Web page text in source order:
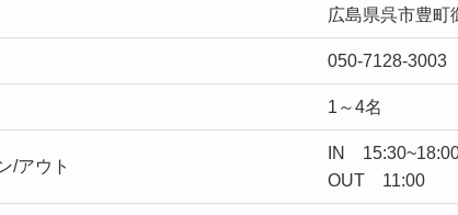
広島県呉市豊町
050-7128-3003
1～4名
/アウト
IN
OUT 11:00